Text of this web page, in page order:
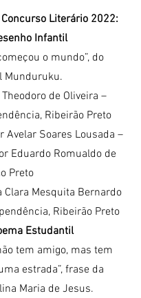
Literário 2022:
Infantil
o mundo”, do
Munduruku.
de Oliveira –
Ribeirão Preto
Avelar Soares Lousada –
Eduardo Romualdo de
Preto
Clara Mesquita Bernardo
Ribeirão Preto
Estudantil
tem amigo, mas tem
estrada”, frase da
Maria de Jesus.